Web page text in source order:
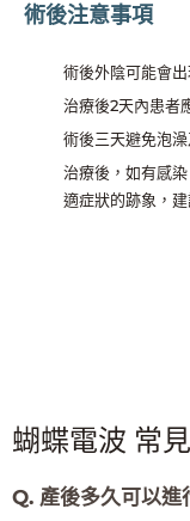
術後注意事項
術後外陰可能會
治療後2天內患者
術後三天避免泡澡
治療後，如有感
適症狀的跡象，
蝴蝶電波 常
Q. 產後多久可以進